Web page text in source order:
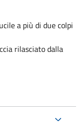
a più di due colpi
rilasciato dalla